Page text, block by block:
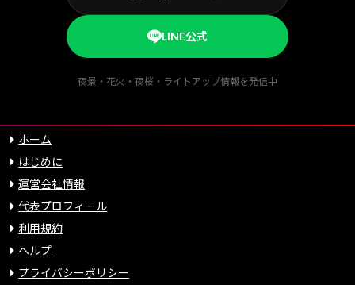
LINE公式
夜景・花火・夜桜・ライトアップ情報を発信中
ホーム
はじめに
運営会社情報
代表プロフィール
利用規約
ヘルプ
プライバシーポリシー